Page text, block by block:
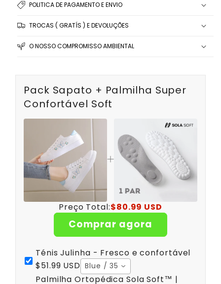
POLITICA DE PAGAMENTO E ENVIO
TROCAS ( GRATÍS ) E DEVOLUÇÕES
O NOSSO COMPROMISSO AMBIENTAL
Pack Sapato + Palmilha Super
Confortável Soft
Preço Total:$80.99 USD
Comprar agora
Ténis Julinha - Fresco e confortável
$51.99 USD Blue / 35
Palmilha Ortopédica Sola Soft™ |